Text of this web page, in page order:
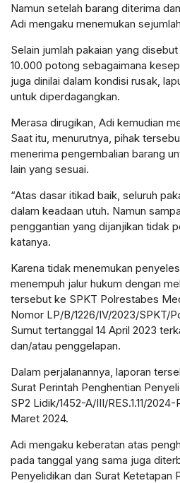
Namun setelah barang diterima
Adi mengaku menemukan
Selain jumlah pakaian yang
10.000 potong sebagaimana
juga dinilai dalam kondisi rusak,
untuk diperdagangkan.
Merasa dirugikan, Adi kemudian
Saat itu, menurutnya, pihak
menerima pengembalian barang
lain yang sesuai.
“Atas dasar itikad baik, seluruh
dalam keadaan utuh. Namun
penggantian yang dijanjikan tidak
katanya.
Karena tidak menemukan
menempuh jalur hukum dengan
tersebut ke SPKT Polrestabes
Nomor LP/B/1226/IV/2023/SPKT/
Sumut tertanggal 14 April 2023
dan/atau penggelapan.
Dalam perjalanannya, laporan
Surat Perintah Penghentian
SP2 Lidik/1452-A/III/RES.1.11/
Maret 2024.
Adi mengaku keberatan atas
pada tanggal yang sama juga
Penyelidikan dan Surat Ketetapan